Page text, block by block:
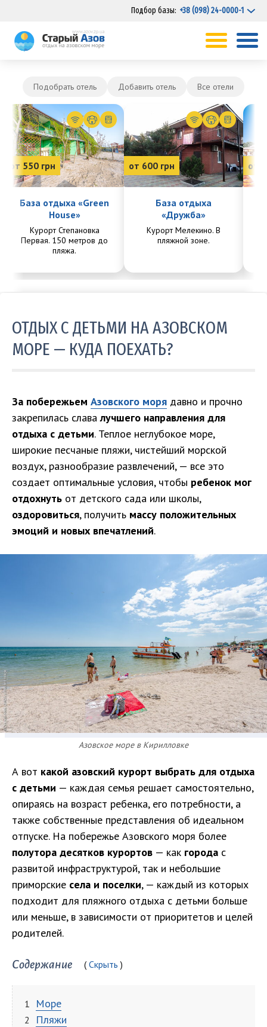
Подбор базы: +38 (098) 24-0000-1
Подобрать отель Добавить отель Все отели
от 550 грн
База отдыха «Green
House»
Курорт Степановка
Первая. 150 метров до
пляжа.
от 600 грн
База отдыха
«Дружба»
Курорт Мелекино. В
пляжной зоне.
от
ОТДЫХ С ДЕТЬМИ НА АЗОВСКОМ
МОРЕ — КУДА ПОЕХАТЬ?
За побережьем Азовского моря давно и прочно
закрепилась славалучшего направления для
отдыха с детьми. Теплое неглубокое море,
широкие песчаные пляжи, чистейший морской
воздух, разнообразие развлечений, — все это
создает оптимальные условия, чтобы ребенок мог
отдохнуть от детского сада или школы,
оздоровиться, получить массу положительных
эмоций и новых впечатлений.
Азовское море в Кирилловке
А вот какой азовский курорт выбрать для отдыха
с детьми — каждая семья решает самостоятельно,
опираясь на возраст ребенка, его потребности, а
также собственные представления об идеальном
отпуске. На побережье Азовского моря более
полутора десятков курортов — как города с
развитой инфраструктурой, так и небольшие
приморские села и поселки, — каждый из которых
подходит для пляжного отдыха с детьми больше
или меньше, в зависимости от приоритетов и целей
родителей.
Содержание Скрыть
Море
Пляжи